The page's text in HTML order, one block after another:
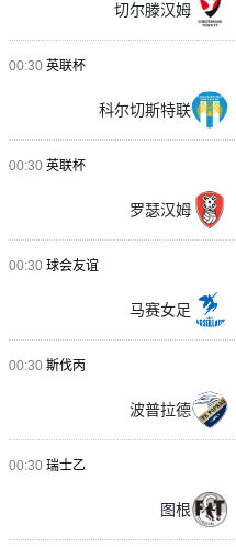
切尔滕汉姆
00:30 英联杯
科尔切斯特联
00:30 英联杯
罗瑟汉姆
00:30 球会友谊
马赛女足
00:30 斯伐丙
波普拉德
00:30 瑞士乙
图根